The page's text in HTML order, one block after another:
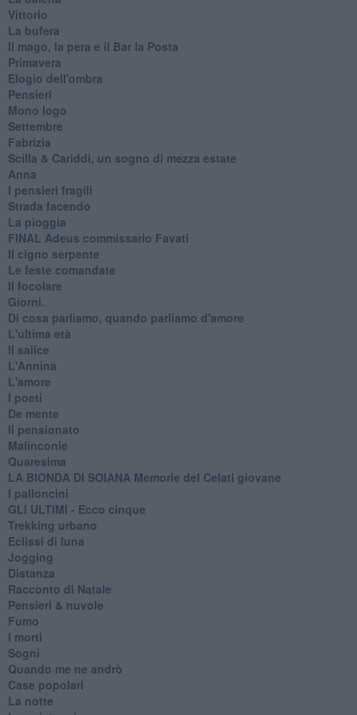
Vittorio
La bufera
Il mago, la pera e il Bar la Posta
Primavera
Elogio dell'ombra
Pensieri
Mono logo
Settembre
Fabrizia
​Scilla & Cariddi, un sogno di mezza estate
Anna
I pensieri fragili
Strada facendo
La pioggia
FINAL Adeus commissario Favati
Il cigno serpente
Le feste comandate
Il focolare
Giorni.
Di cosa parliamo, quando parliamo d'amore
L'ultima età
Il salice
L'Annina
L'amore
I poeti
De mente
Il pensionato
Malinconie
Quaresima
LA BIONDA DI SOIANA Memorie del Celati giovane
I palloncini
GLI ULTIMI - Ecco cinque
Trekking urbano
Eclissi di luna
Jogging
Distanza
Racconto di Natale
Pensieri & nuvole
Fumo
I morti
Sogni
Quando me ne andrò
Case popolari
La notte